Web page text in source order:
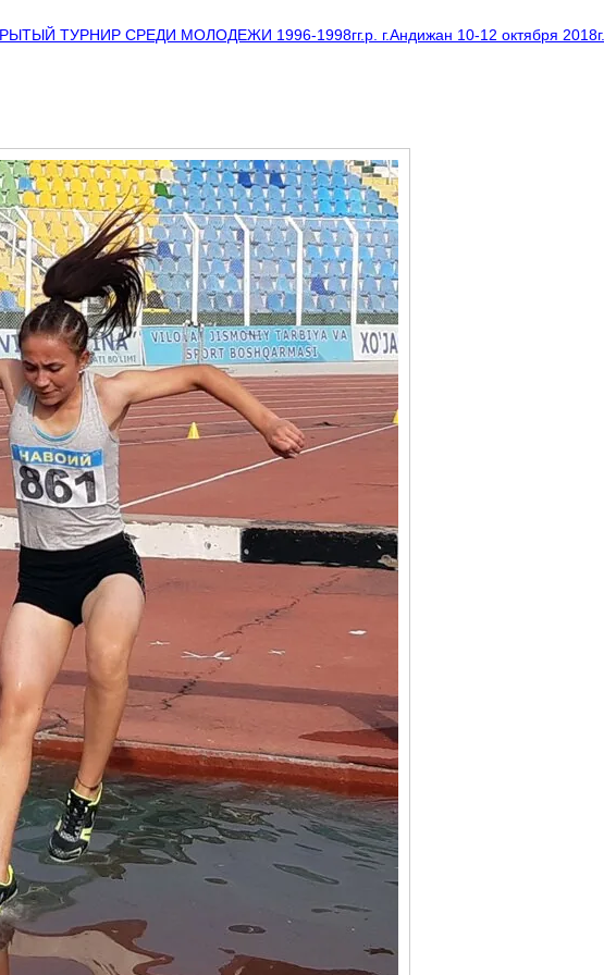
ТУРНИР СРЕДИ МОЛОДЕЖИ 1996-1998гг.р. г.Андижан 10-12 октября 2018г.